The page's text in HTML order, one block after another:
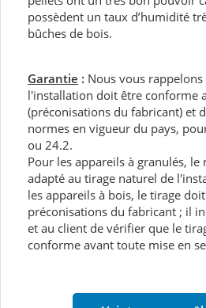
possèdent un taux d’humidité
bûches de bois.
Garantie : Nous vous
l'installation doit être conforme
(préconisations du fabricant) et
normes en vigueur du pays,
ou 24.2.
Pour les appareils à granulés, le
adapté au tirage naturel de
les appareils à bois, le tirage
préconisations du fabricant ; il
et au client de vérifier que le
conforme avant toute mise en